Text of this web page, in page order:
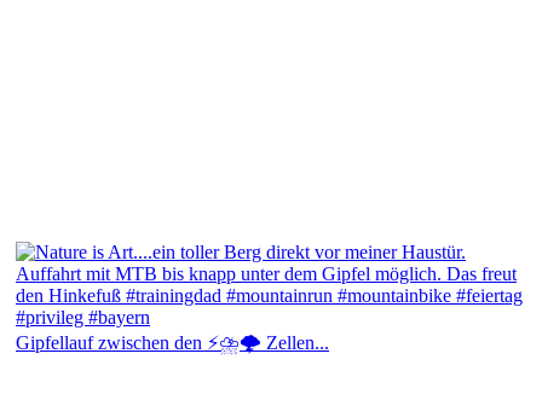
Gipfellauf zwischen den ⚡⛈️🌩️ Zellen...